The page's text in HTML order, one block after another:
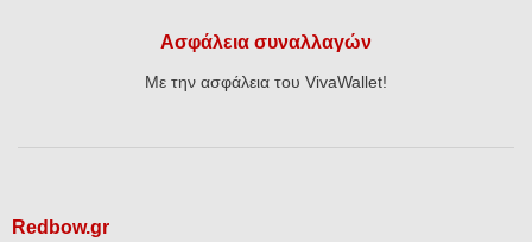
Ασφάλεια συναλλαγών
Με την ασφάλεια του VivaWallet!
Redbow.gr